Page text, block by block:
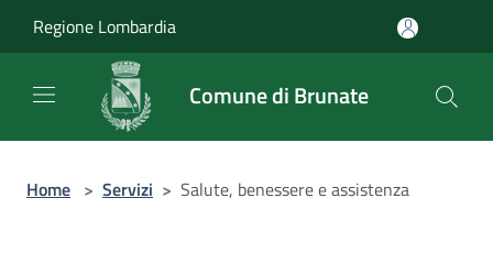
Regione Lombardia
Comune di Brunate
Home > Servizi > Salute, benessere e assistenza